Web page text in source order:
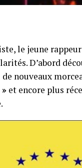
le jeune
D’abord
nouveaux
et encore plus